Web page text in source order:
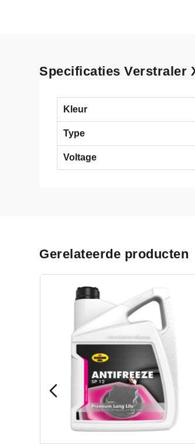
Specificaties Verstraler
Kleur
Type
Voltage
Gerelateerde producten